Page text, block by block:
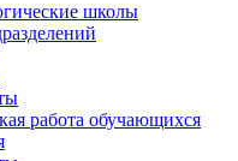
школы
работа обучающихся